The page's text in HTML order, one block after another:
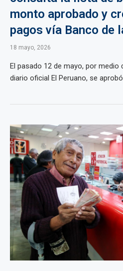
monto aprobado y
pagos vía Banco de
18 mayo, 2026
El pasado 12 de mayo, por medio
diario oficial El Peruano, se